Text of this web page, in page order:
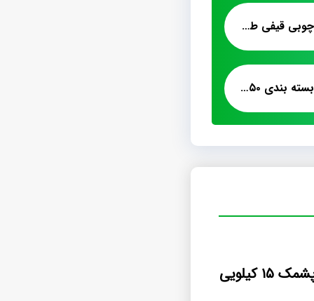
قیمت عمده پشمک چوبی قیفی طعم دار میوه
فروش انواع پشمک بسته بندی ۵۰ گرمی
کیلویی